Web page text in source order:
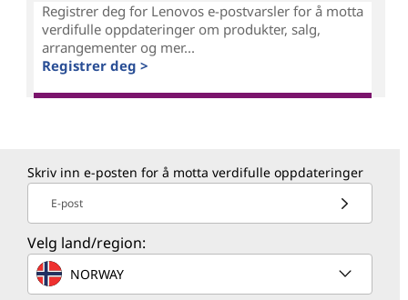
Registrer deg for Lenovos e-postvarsler for å motta
verdifulle oppdateringer om produkter, salg,
arrangementer og mer...
Registrer deg >
Skriv inn e-posten for å motta verdifulle oppdateringer
E-post
Velg land/region:
NORWAY